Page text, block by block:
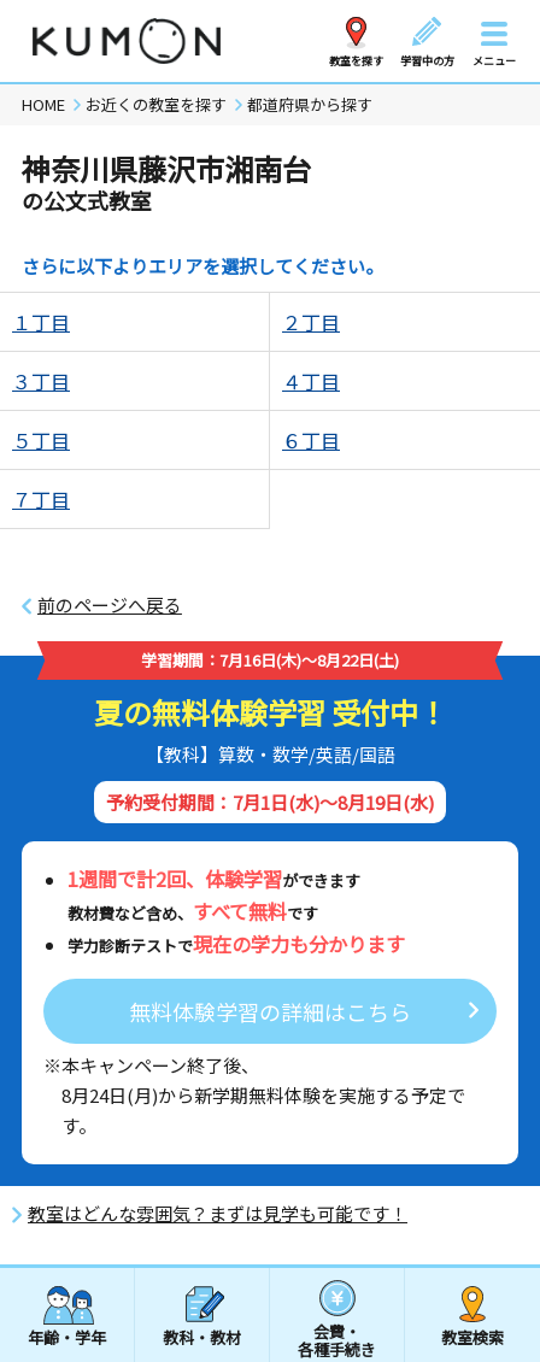
教室を探す 学習中の方 メニュー
HOME お近くの教室を探す 都道府県から探す
神奈川県藤沢市湘南台
の公文式教室
さらに以下よりエリアを選択してください。
１丁目 ２丁目
３丁目 ４丁目
５丁目 ６丁目
７丁目
前のページへ戻る
学習期間：7月16日(木)～8月22日(土)
夏の無料体験学習 受付中！
【教科】算数・数学/英語/国語
予約受付期間：7月1日(水)～8月19日(水)
1週間で計2回、体験学習ができます
教材費など含め、 すべて無料です
学力診断テストで現在の学力も分かります
無料体験学習の詳細はこちら
※本キャンペーン終了後、
8月24日(月)から新学期無料体験を実施する予定で
す。
教室はどんな雰囲気？まずは見学も可能です！
年齢・学年 教科・教材 会費・
各種手続き
教室検索